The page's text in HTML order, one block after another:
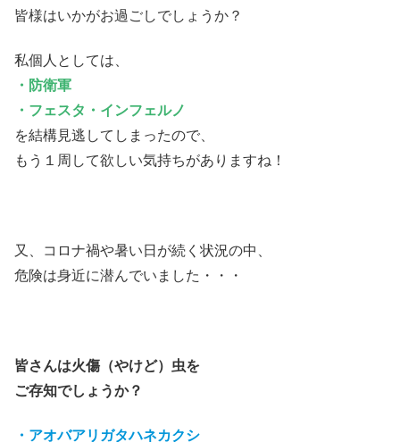
皆様はいかがお過ごしでしょうか？
私個人としては、
・防衛軍
・フェスタ・インフェルノ
を結構見逃してしまったので、
もう１周して欲しい気持ちがありますね！
又、コロナ禍や暑い日が続く状況の中、
危険は身近に潜んでいました・・・
皆さんは火傷（やけど）虫を
ご存知でしょうか？
・アオバアリガタハネカクシ